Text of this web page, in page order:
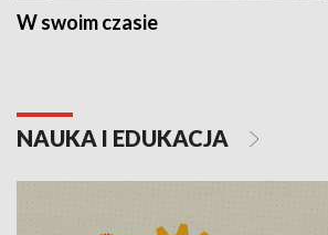
W swoim czasie
NAUKA I EDUKACJA